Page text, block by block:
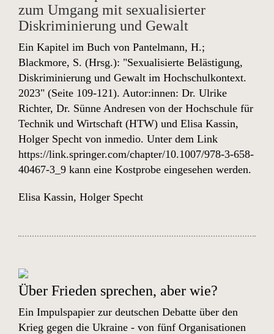
zum Umgang mit sexualisierter
Diskriminierung und Gewalt
Ein Kapitel im Buch von Pantelmann, H.;
Blackmore, S. (Hrsg.): "Sexualisierte Belästigung,
Diskriminierung und Gewalt im Hochschulkontext.
2023" (Seite 109-121). Autor:innen: Dr. Ulrike
Richter, Dr. Sünne Andresen von der Hochschule für
Technik und Wirtschaft (HTW) und Elisa Kassin,
Holger Specht von inmedio. Unter dem Link
https://link.springer.com/chapter/10.1007/978-3-658-
40467-3_9 kann eine Kostprobe eingesehen werden.
Elisa Kassin, Holger Specht
Über Frieden sprechen, aber wie?
Ein Impulspapier zur deutschen Debatte über den
Krieg gegen die Ukraine - von fünf Organisationen